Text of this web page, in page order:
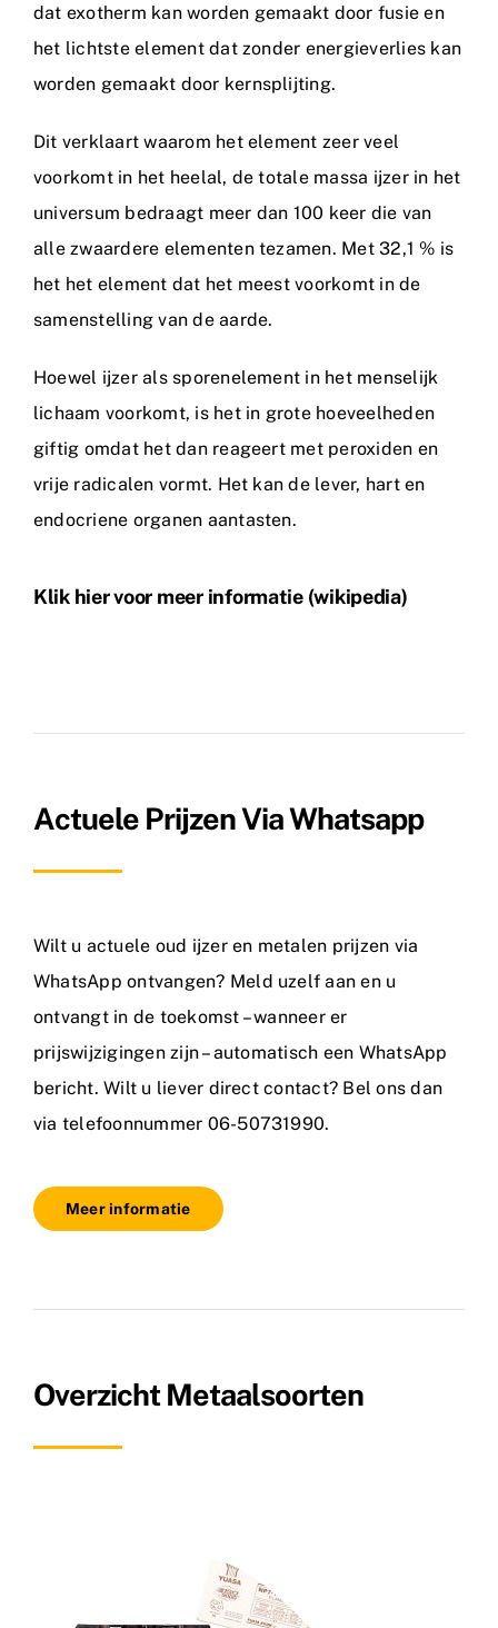
dat exotherm kan worden gemaakt door fusie en
het lichtste element dat zonder energieverlies kan
worden gemaakt door kernsplijting.
Dit verklaart waarom het element zeer veel
voorkomt in het heelal, de totale massa ijzer in het
universum bedraagt meer dan 100 keer die van
alle zwaardere elementen tezamen. Met 32,1 % is
het het element dat het meest voorkomt in de
samenstelling van de aarde.
Hoewel ijzer als sporenelement in het menselijk
lichaam voorkomt, is het in grote hoeveelheden
giftig omdat het dan reageert met peroxiden en
vrije radicalen vormt. Het kan de lever, hart en
endocriene organen aantasten.
Klik hier voor meer informatie (wikipedia)
Actuele Prijzen Via Whatsapp
Wilt u actuele oud ijzer en metalen prijzen via
WhatsApp ontvangen? Meld uzelf aan en u
ontvangt in de toekomst – wanneer er
prijswijzigingen zijn – automatisch een WhatsApp
bericht. Wilt u liever direct contact? Bel ons dan
via telefoonnummer 06-50731990.
Meer informatie
Overzicht Metaalsoorten